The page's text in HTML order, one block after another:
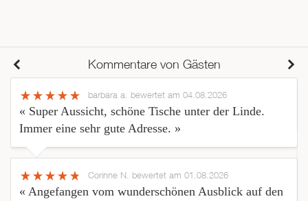
Kommentare von Gästen
barbara a. bewertet am 04.08.2026
« Super Aussicht, schöne Tische unter der Linde.
Immer eine sehr gute Adresse. »
Corinne N. bewertet am 01.08.2026
« Angefangen vom wunderschönen Ausblick auf den